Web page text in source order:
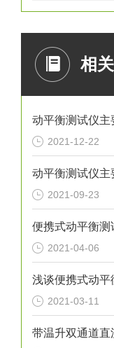
相
动平衡测试仪主
2021-12-22
动平衡测试仪主
2021-09-23
2021-04-06
2021-03-11
带温升双通道直